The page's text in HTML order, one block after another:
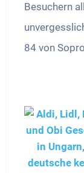
Besuchern
84 von